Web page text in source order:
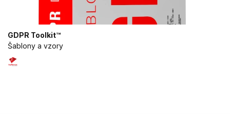
GDPR Toolkit™
Šablony a vzory